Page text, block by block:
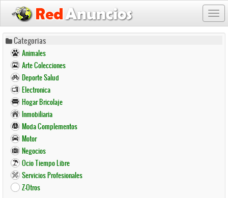
Pasar
contenido
principal
Categorias
Animales
Arte Colecciones
Deporte Salud
Electronica
Hogar Bricolaje
Inmobiliaria
Moda Complementos
Motor
Negocios
Ocio Tiempo Libre
Servicios Profesionales
Z-Otros